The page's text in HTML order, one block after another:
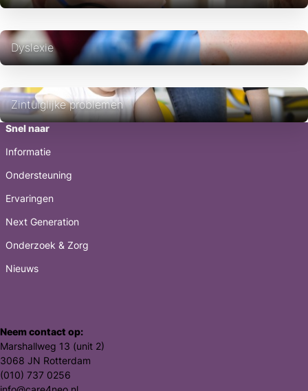
Dyslexie
Zintuiglijke problemen
Snel naar
Informatie
Ondersteuning
Ervaringen
Next Generation
Onderzoek & Zorg
Nieuws
Neem contact op:
Marshallweg 13 (unit 2)
3068 JN Rotterdam
(010) 737 0256